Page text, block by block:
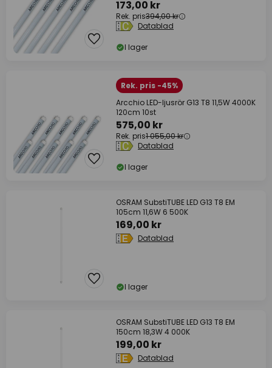
173,00 kr
Rek. pris394,00 kr
Datablad
I lager
Rek. pris -45%
Arcchio LED-ljusrör G13 T8 11,5W 4000K
120cm 10st
575,00 kr
Rek. pris1 055,00 kr
Datablad
I lager
OSRAM SubstiTUBE LED G13 T8 EM
105cm 11,6W 6 500K
169,00 kr
Datablad
I lager
OSRAM SubstiTUBE LED G13 T8 EM
150cm 18,3W 4 000K
199,00 kr
Datablad